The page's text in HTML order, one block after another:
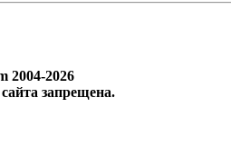
2004-2026
запрещена.